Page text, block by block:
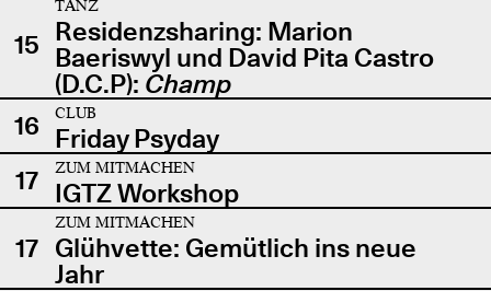
15
TANZ
Residenzsharing: Marion
Baeriswyl und David Pita Castro
(D.C.P): Champ
16
CLUB
Friday Psyday
17
ZUM MITMACHEN
IGTZ Workshop
17
ZUM MITMACHEN
Glühvette: Gemütlich ins neue
Jahr